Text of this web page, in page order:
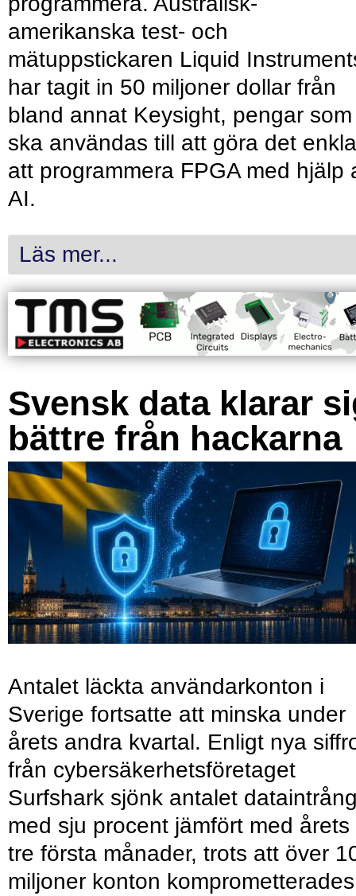
amerikanska test- och
mätuppstickaren Liquid
har tagit in 50 miljoner dollar från
bland annat Keysight, pengar som
ska användas till att göra det
att programmera FPGA med hjälp
AI.
Läs mer...
Svensk data klarar
bättre från hackarna
Antalet läckta användarkonton i
Sverige fortsatte att minska under
årets andra kvartal. Enligt nya
från cybersäkerhetsföretaget
Surfshark sjönk antalet
med sju procent jämfört med årets
tre första månader, trots att över
miljoner konton komprometterades